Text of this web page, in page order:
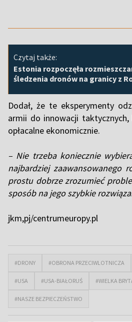
Czytaj także:
Estonia rozpoczęła
śledzenia dronów na granicy z
Dodał, że te eksperymenty
armii do innowacji
opłacalne ekonomicznie.
– Nie trzeba koniecznie
najbardziej zaawansowanego
prostu dobrze zrozumieć
sposób na jego szybkie
jkm,pj/centrumeuropy.pl
#DRONY #OBRONA PRZECIWLOTNICZA
#USA #USA-BIAŁORUŚ #WIELKA
#NASZE BEZPIECZEŃSTWO